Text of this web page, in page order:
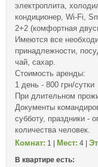
электроплита,
кондиционер, Wi-Fi,
2+2 (комфортная
Имеются все
принадлежности,
чай, сахар.
Стоимость аренды:
1 день - 800 грн/сутки
При длительном
Документы
субботу, праздники -
количества человек.
Комнат: 1 | Мест: 4 |
В квартире есть: